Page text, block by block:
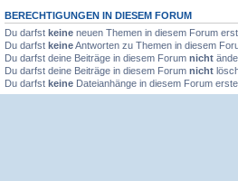
BERECHTIGUNGEN IN DIESEM FORUM
Du darfst keine neuen Themen in diesem Forum
Du darfst keineAntworten zu Themen in diesem
Du darfst deine Beiträge in diesem Forum nicht
Du darfst deine Beiträge in diesem Forum nicht
Du darfst keine Dateianhänge in diesem Forum